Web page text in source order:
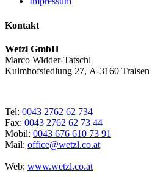
Kontakt
Wetzl GmbH
Marco Widder-Tatschl
Kulmhofsiedlung 27, A-3160 Traisen
Tel: 0043 2762 62 734
Fax: 0043 2762 62 73 44
Mobil: 0043 676 610 73 91
Mail: office@wetzl.co.at
Web: www.wetzl.co.at